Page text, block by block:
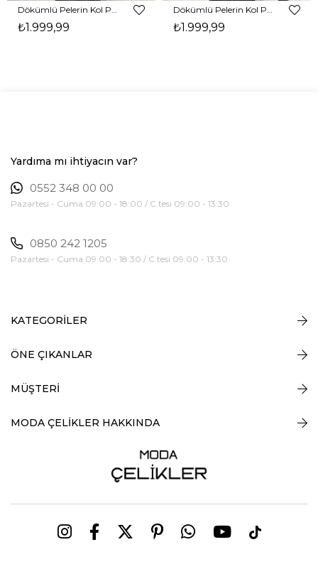
₺1.999,99 ₺1.999,99
Yardıma mı ihtiyacın var?
0552 348 00 00
Pazartesi - Cuma 09:00 - 18:00 / C.tesi 09:00 - 13:30
0850 242 1205
Pazartesi - Cuma 09:00 - 18:30 / C.tesi 09:00 - 13:30
KATEGORİLER
ÖNE ÇIKANLAR
MÜŞTERİ
MODA ÇELİKLER HAKKINDA